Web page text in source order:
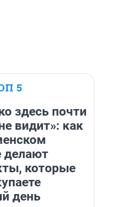
5
здесь почти
видит»: как
делают
которые
день